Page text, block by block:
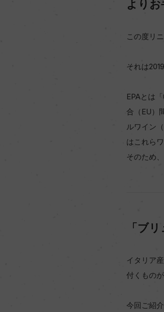
よりお
この度リ
それは
EPAとは
合（EU）
ルワイン
はこれら
そのため
「ブ
イタリア
付くもの
今回ご紹